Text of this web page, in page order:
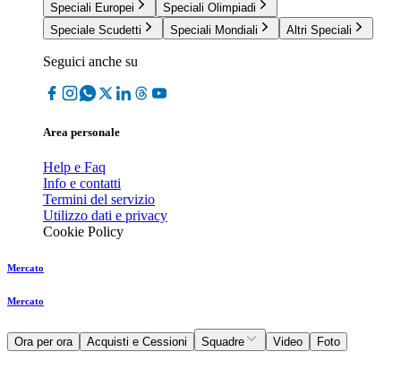
Speciali Europei
Speciali Olimpiadi
Speciale Scudetti
Speciali Mondiali Altri Speciali
Seguici anche su
Area personale
Help e Faq
Info e contatti
Termini del servizio
Utilizzo dati e privacy
Cookie Policy
Mercato
Mercato
Ora per ora Acquisti e Cessioni Squadre Video Foto